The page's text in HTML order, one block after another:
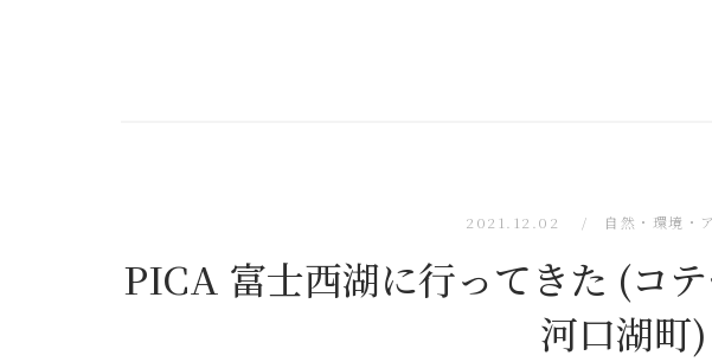
2021.12.02 自然・環境・
PICA 富士西湖に行ってきた (コ
河口湖町)